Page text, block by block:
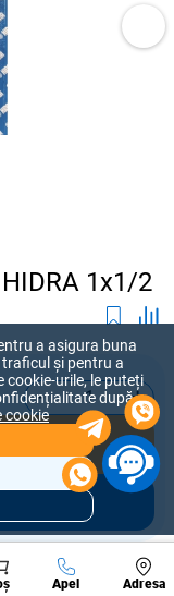
1x1/2
- +
pentru acest produs.
Apel Adresa
A suna
Secțiuni
populare
de
a asigura buna
și pentru a
urile, le puteți
după
cookie